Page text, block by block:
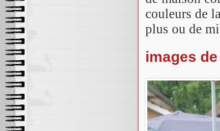
couleurs de
plus ou de
images